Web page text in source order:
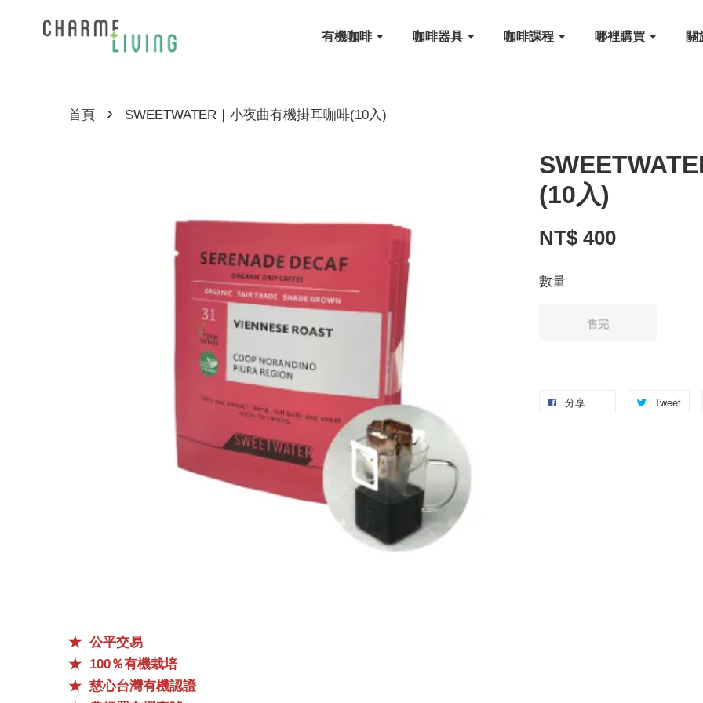
有機咖啡 咖啡器具 咖啡課程 哪裡購買 關
首頁 › SWEETWATER｜小夜曲有機掛耳咖啡(10入)
(10入)
NT$ 400
數量
售完
分享 Tweet
★ 公平交易
★ 100％有機栽培
★ 慈心台灣有機認證